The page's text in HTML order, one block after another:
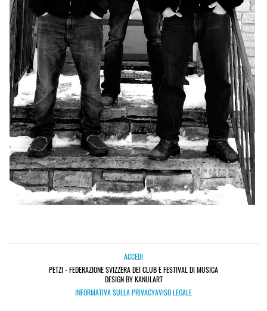
ACCEDI
PETZI - FEDERAZIONE SVIZZERA DEI CLUB E FESTIVAL DI MUSICA
DESIGN BY KANULART
INFORMATIVA SULLA PRIVACYAVISO LEGALE